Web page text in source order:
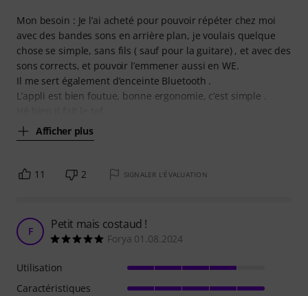
Mon besoin : Je l’ai acheté pour pouvoir répéter chez moi
avec des bandes sons en arrière plan, je voulais quelque
chose se simple, sans fils ( sauf pour la guitare) , et avec des
sons corrects, et pouvoir l’emmener aussi en WE.
Il me sert également d’enceinte Bluetooth .
L’appli est bien foutue, bonne ergonomie, c’est simple .
Afficher plus
11 2 SIGNALER L'ÉVALUATION
F Petit mais costaud !
Forya 01.08.2024
Utilisation
Caractéristiques